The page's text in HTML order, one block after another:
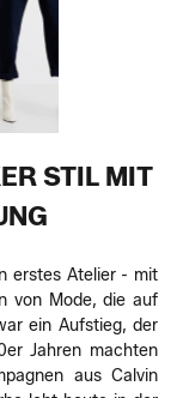
STIL MIT
erstes Atelier - mit
von Mode, die auf
ein Aufstieg, der
Jahren machten
aus Calvin